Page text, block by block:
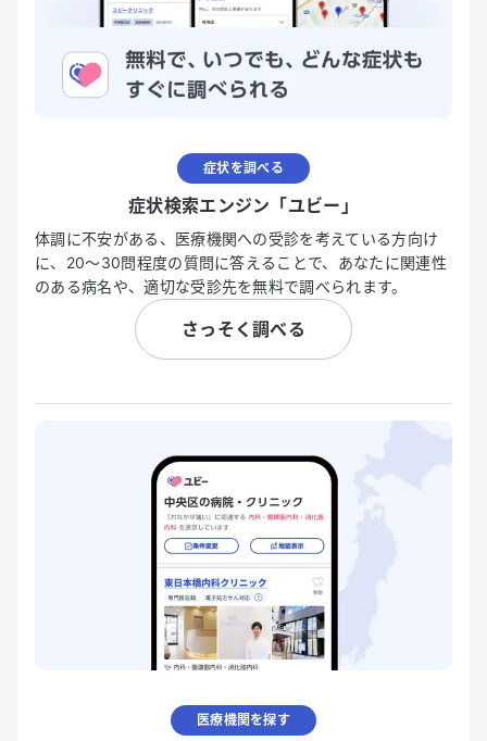
症状を調べる
症状検索エンジン「ユビー」
体調に不安がある、医療機関への受診を考えている方向け
に、20〜30問程度の質問に答えることで、あなたに関連性
のある病名や、適切な受診先を無料で調べられます。
さっそく調べる
医療機関を探す